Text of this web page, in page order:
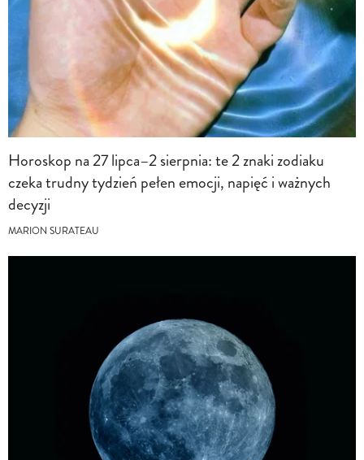
Horoskop na 27 lipca–2 sierpnia: te 2 znaki zodiaku
czeka trudny tydzień pełen emocji, napięć i ważnych
decyzji
MARION SURATEAU